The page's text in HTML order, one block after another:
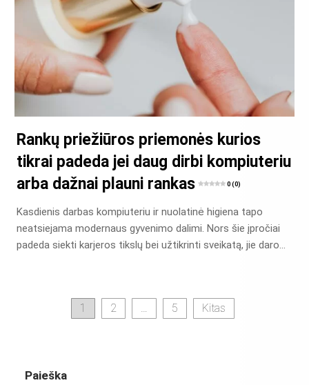
Rankų priežiūros priemonės kurios
tikrai padeda jei daug dirbi kompiuteriu
arba dažnai plauni rankas
0 (0)
Kasdienis darbas kompiuteriu ir nuolatinė higiena tapo
neatsiejama modernaus gyvenimo dalimi. Nors šie įpročiai
padeda siekti karjeros tikslų bei užtikrinti sveikatą, jie daro…
puslapiavimas
1 2 5 Kitas
Paieška